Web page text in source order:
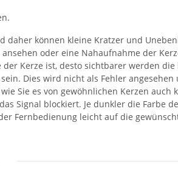
daher können kleine Kratzer und
oder eine Nahaufnahme der
Kerze ist, desto sichtbarer werden
Dies wird nicht als Fehler angesehen
Sie es von gewöhnlichen Kerzen auch
Signal blockiert. Je dunkler die Farbe
Fernbedienung leicht auf die